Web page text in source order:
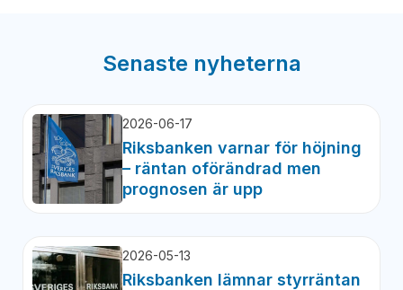
Senaste nyheterna
2026-06-17
Riksbanken varnar för höjning
– räntan oförändrad men
prognosen är upp
2026-05-13
Riksbanken lämnar styrräntan